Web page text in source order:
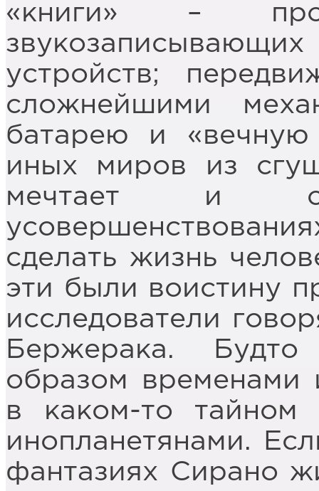
«книги» –
звукозаписывающих
устройств;
сложнейшими
батарею и «вечную
иных миров из
мечтает и о
сделать жизнь
эти были воистину
исследователи
Бержерака.
образом временами
в каком-то тайном
инопланетянами.
фантазиях Сирано